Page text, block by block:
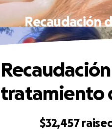
Recaudación
$32,457
tratamiento